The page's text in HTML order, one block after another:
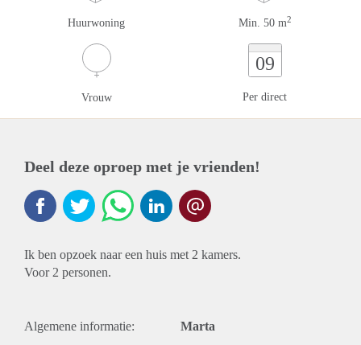
Huurwoning Min. 50 m2
Vrouw
09
Per direct
Deel deze oproep met je vrienden!
Ik ben opzoek naar een huis met 2 kamers.
Voor 2 personen.
Algemene informatie: Marta